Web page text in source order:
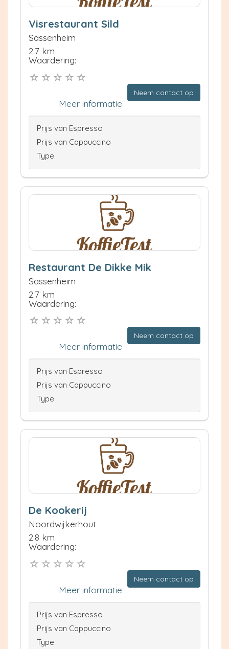
Visrestaurant Sild
Sassenheim
2.7 km
Waardering:
Neem contact op
Meer informatie
Prijs van Espresso
Prijs van Cappuccino
Type
Restaurant De Dikke Mik
Sassenheim
2.7 km
Waardering:
Neem contact op
Meer informatie
Prijs van Espresso
Prijs van Cappuccino
Type
De Kookerij
Noordwijkerhout
2.8 km
Waardering:
Neem contact op
Meer informatie
Prijs van Espresso
Prijs van Cappuccino
Type